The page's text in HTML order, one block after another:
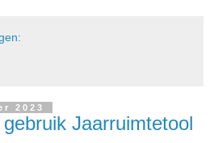
2023
Jaarruimtetool